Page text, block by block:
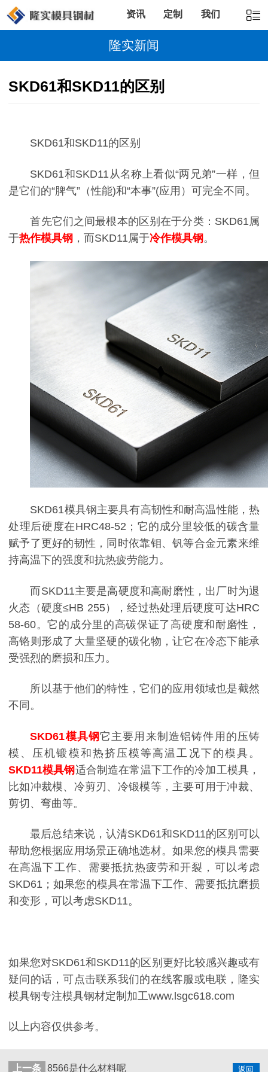
资讯 定制 我们
隆实新闻
SKD61和SKD11的区别
SKD61和SKD11的区别
SKD61和SKD11从名称上看似“两兄弟”一样，但
是它们的“脾气”（性能)和“本事”(应用）可完全不同。
首先它们之间最根本的区别在于分类：SKD61属
于热作模具钢 ，而SKD11属于冷作模具钢。
SKD61模具钢主要具有高韧性和耐高温性能，热
处理后硬度在HRC48-52；它的成分里较低的碳含量
赋予了更好的韧性，同时依靠钼、钒等合金元素来维
持高温下的强度和抗热疲劳能力。
而SKD11主要是高硬度和高耐磨性，出厂时为退
火态（硬度≤HB 255），经过热处理后硬度可达HRC
58-60。它的成分里的高碳保证了高硬度和耐磨性，
高铬则形成了大量坚硬的碳化物，让它在冷态下能承
受强烈的磨损和压力。
所以基于他们的特性，它们的应用领域也是截然
不同。
SKD61模具钢它主要用来制造铝铸件用的压铸
模、压机锻模和热挤压模等高温工况下的模具。
SKD11模具钢适合制造在常温下工作的冷加工模具，
比如冲裁模、冷剪刃、冷锻模等，主要可用于冲裁、
剪切、弯曲等。
最后总结来说，认清SKD61和SKD11的区别可以
帮助您根据应用场景正确地选材。如果您的模具需要
在高温下工作、需要抵抗热疲劳和开裂，可以考虑
SKD61；如果您的模具在常温下工作、需要抵抗磨损
和变形，可以考虑SKD11。
如果您对SKD61和SKD11的区别更好比较感兴趣或有
疑问的话，可点击联系我们的在线客服或电联，隆实
模具钢专注模具钢材定制加工www.lsgc618.com
以上内容仅供参考。
返回
上一条 8566是什么材料呢